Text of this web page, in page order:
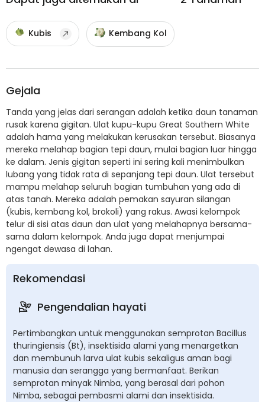
Kubis Kembang Kol
Gejala
Tanda yang jelas dari serangan adalah ketika daun tanaman
rusak karena gigitan. Ulat kupu-kupu Great Southern White
adalah hama yang melakukan kerusakan tersebut. Biasanya
mereka melahap bagian tepi daun, mulai bagian luar hingga
ke dalam. Jenis gigitan seperti ini sering kali menimbulkan
lubang yang tidak rata di sepanjang tepi daun. Ulat tersebut
mampu melahap seluruh bagian tumbuhan yang ada di
atas tanah. Mereka adalah pemakan sayuran silangan
(kubis, kembang kol, brokoli) yang rakus. Awasi kelompok
telur di sisi atas daun dan ulat yang melahapnya bersama-
sama dalam kelompok. Anda juga dapat menjumpai
ngengat dewasa di lahan.
Rekomendasi
Pengendalian hayati
Pertimbangkan untuk menggunakan semprotan Bacillus
thuringiensis (Bt), insektisida alami yang menargetkan
dan membunuh larva ulat kubis sekaligus aman bagi
manusia dan serangga yang bermanfaat. Berikan
semprotan minyak Nimba, yang berasal dari pohon
Nimba, sebagai pembasmi alami dan insektisida.